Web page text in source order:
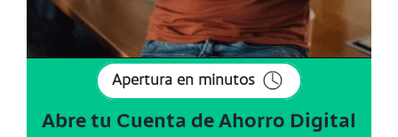
Apertura en minutos
Abre tu Cuenta de Ahorro Digital